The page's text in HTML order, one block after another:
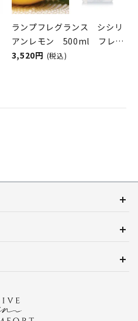
ランプフレグランス シシリ
アンレモン 500ml フレグ
ランスランプ用オイル
3,520円 (税込)